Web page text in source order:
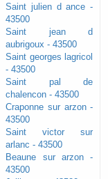
Saint julien d ance -
43500
Saint jean d
aubrigoux - 43500
Saint georges lagricol
- 43500
Saint pal de
chalencon - 43500
Craponne sur arzon -
43500
Saint victor sur
arlanc - 43500
Beaune sur arzon -
43500